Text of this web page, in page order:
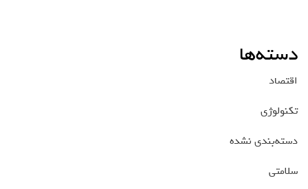
دسته‌ها
اقتصاد
تکنولوژی
دسته‌بندی نشده
سلامتی